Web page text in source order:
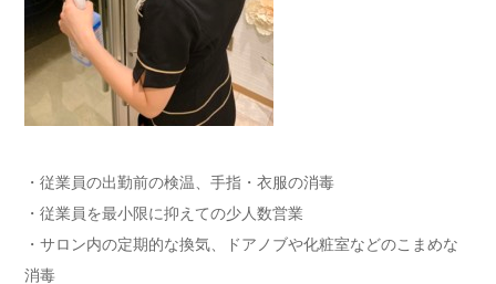
・従業員の出勤前の検温、手指・衣服の消毒
・従業員を最小限に抑えての少人数営業
・サロン内の定期的な換気、ドアノブや化粧室などのこまめな
消毒